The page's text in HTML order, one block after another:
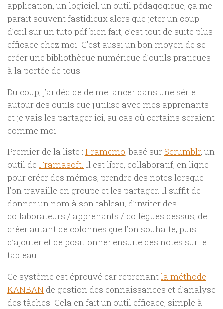
application, un logiciel, un outil pédagogique, ça me
parait souvent fastidieux alors que jeter un coup
d’œil sur un tuto pdf bien fait, c’est tout de suite plus
efficace chez moi. C’est aussi un bon moyen de se
créer une bibliothèque numérique d’outils pratiques
à la portée de tous.
Du coup, j’ai décide de me lancer dans une série
autour des outils que j’utilise avec mes apprenants
et je vais les partager ici, au cas où certains seraient
comme moi.
Premier de la liste : Framemo, basé sur Scrumblr, un
outil de Framasoft. Il est libre, collaboratif, en ligne
pour créer des mémos, prendre des notes lorsque
l’on travaille en groupe et les partager. Il suffit de
donner un nom à son tableau, d’inviter des
collaborateurs / apprenants / collègues dessus, de
créer autant de colonnes que l’on souhaite, puis
d’ajouter et de positionner ensuite des notes sur le
tableau.
Ce système est éprouvé car reprenantla méthode
KANBAN de gestion des connaissances et d’analyse
des tâches. Cela en fait un outil efficace, simple à